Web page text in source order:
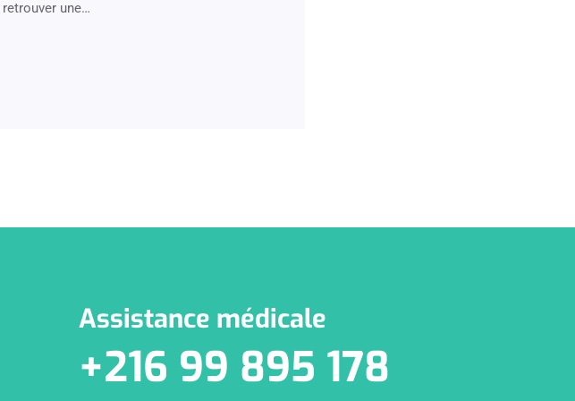
une…
Assistance médicale
+216 99 895 178